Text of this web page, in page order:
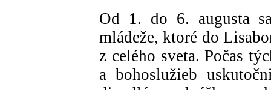
Od 1. do 6. augusta
mládeže, ktoré do
z celého sveta. Počas
a bohoslužieb